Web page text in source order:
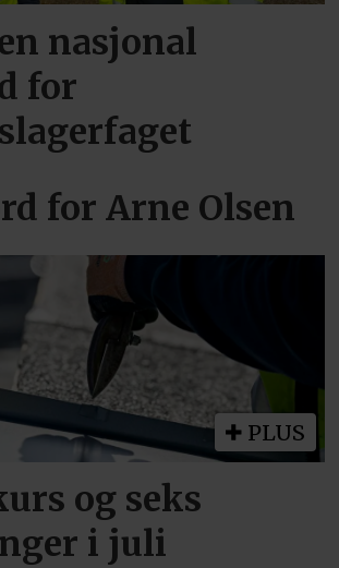
nasjonal
for
for Arne Olsen
PLUS
og seks
i juli